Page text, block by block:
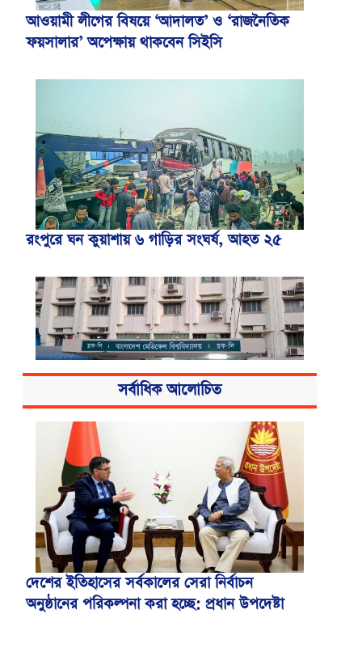
আওয়ামী লীগের বিষয়ে ‘আদালত’ ও ‘রাজনৈতিক
ফয়সালার’ অপেক্ষায় থাকবেন সিইসি
রংপুরে ঘন কুয়াশায় ৬ গাড়ির সংঘর্ষ, আহত ২৫
বিএসএমএমইউয়ের নতুন নাম বাংলাদেশ
মেডিকেল বিশ্ববিদ্যালয়
সর্বাধিক আলোচিত
দেশের ইতিহাসের সর্বকালের সেরা নির্বাচন
অনুষ্ঠানের পরিকল্পনা করা হচ্ছে: প্রধান উপদেষ্টা